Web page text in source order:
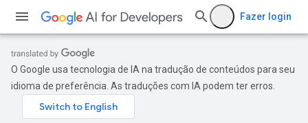
Fazer login
O Google usa tecnologia de IA na tradução de conteúdos para seu
idioma de preferência. As traduções com IA podem ter erros.